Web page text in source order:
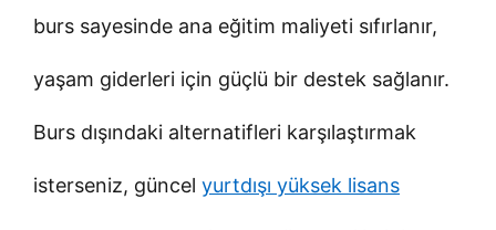
burs sayesinde ana eğitim maliyeti sıfırlanır,
yaşam giderleri için güçlü bir destek sağlanır.
Burs dışındaki alternatifleri karşılaştırmak
isterseniz, güncel yurtdışı yüksek lisans